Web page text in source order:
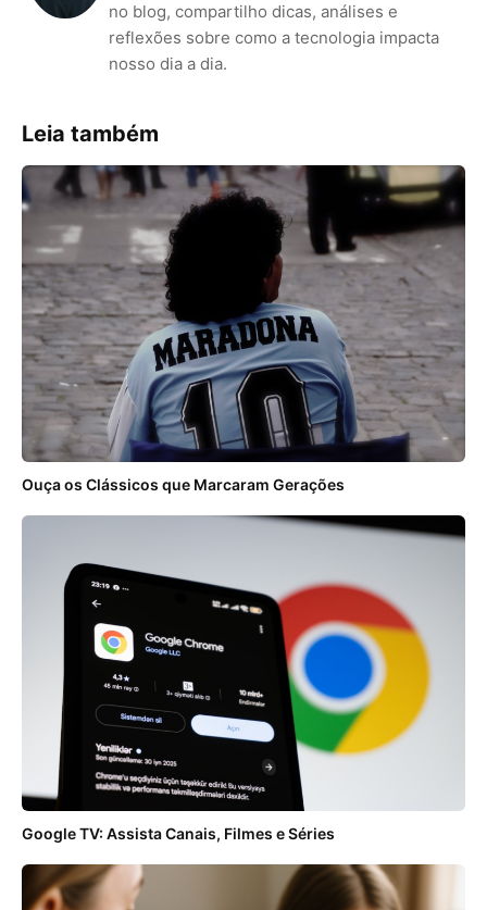
no blog, compartilho dicas, análises e
reflexões sobre como a tecnologia impacta
nosso dia a dia.
Leia também
Ouça os Clássicos que Marcaram Gerações
Google TV: Assista Canais, Filmes e Séries